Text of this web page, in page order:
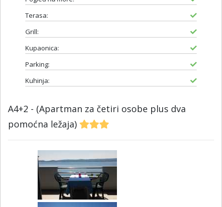
Terasa:
Grill:
Kupaonica:
Parking:
Kuhinja:
A4+2 - (Apartman za četiri osobe plus dva
pomoćna ležaja)